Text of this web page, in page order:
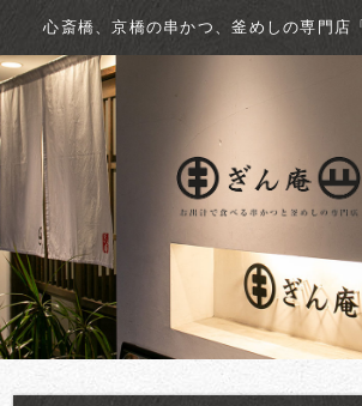
心斎橋、京橋の串かつ、釜めしの専門店